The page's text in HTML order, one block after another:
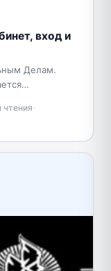
вход и
Делам.
Система
чтения·